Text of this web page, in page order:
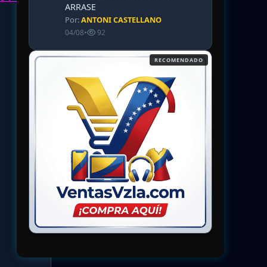
ARRASE
Por:ANTONI CASTELLANO
04/08• 92
RECOMENDADO